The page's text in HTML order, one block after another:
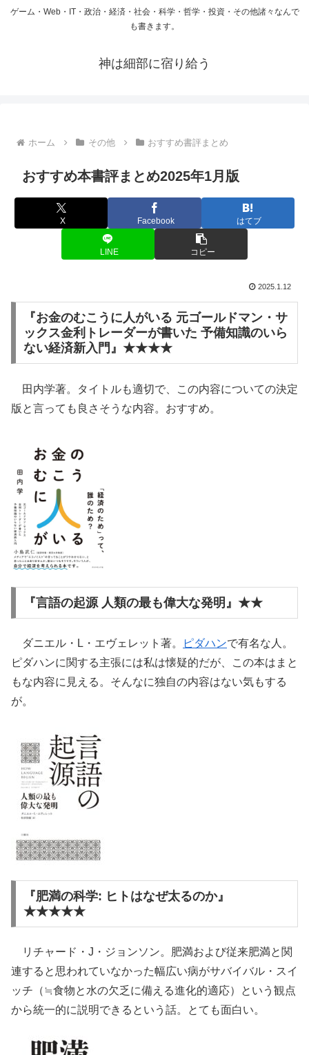
ゲーム・Web・IT・政治・経済・社会・科学・哲学・投資・その他諸々なんで
も書きます。
神は細部に宿り給う
ホーム その他 おすすめ書評まとめ
おすすめ本書評まとめ2025年1月版
X Facebook はてブ
LINE コピー
2025.1.12
『お金のむこうに人がいる 元ゴールドマン・サ
ックス金利トレーダーが書いた 予備知識のいら
ない経済新入門』★★★★
田内学著。タイトルも適切で、この内容についての決定
版と言っても良さそうな内容。おすすめ。
『言語の起源 人類の最も偉大な発明』★★
ダニエル・L・エヴェレット著。 ピダハンで有名な人。
ピダハンに関する主張には私は懐疑的だが、この本はまと
もな内容に見える。そんなに独自の内容はない気もする
が。
『肥満の科学: ヒトはなぜ太るのか』
★★★★★
リチャード・J・ジョンソン。肥満および従来肥満と関
連すると思われていなかった幅広い病がサバイバル・スイ
ッチ（≒食物と水の欠乏に備える進化的適応）という観点
から統一的に説明できるという話。とても面白い。